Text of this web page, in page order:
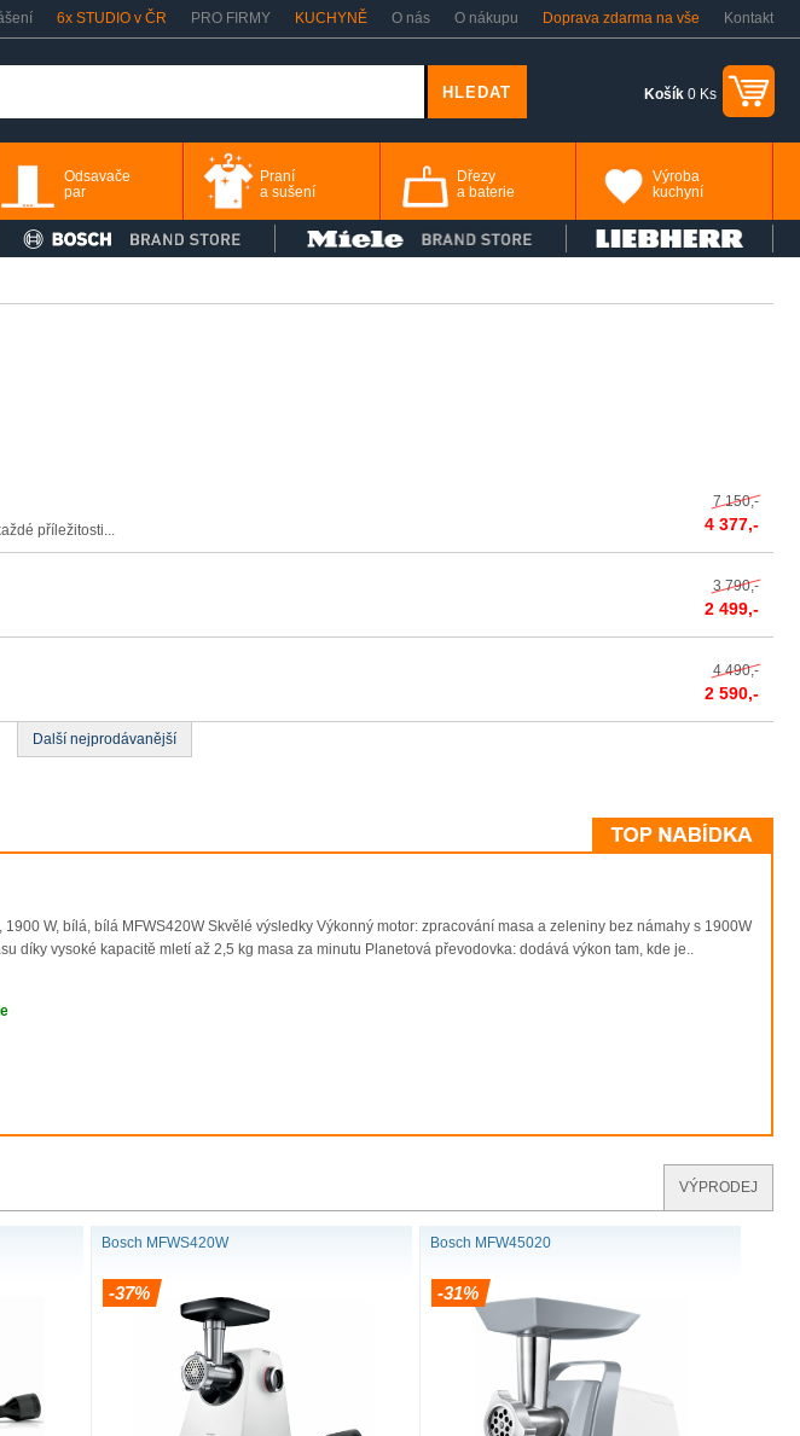
6x STUDIO v ČR PRO FIRMY KUCHYNĚ O nás O nákupu Doprava zdarma na vše Kontakt
Košík0 Ks
Odsavače
par
Praní
a sušení
Dřezy
a baterie
Výroba
kuchyní
7 150,-
4 377,-
příležitosti...
3 790,-
2 499,-
4 490,-
2 590,-
Další nejprodávanější
W, bílá, bílá MFWS420W Skvělé výsledky Výkonný motor: zpracování masa a zeleniny bez námahy s 1900W
díky vysoké kapacitě mletí až 2,5 kg masa za minutu Planetová převodovka: dodává výkon tam, kde je..
VÝPRODEJ
Bosch MFWS420W
-37%
Bosch MFW45020
-31%